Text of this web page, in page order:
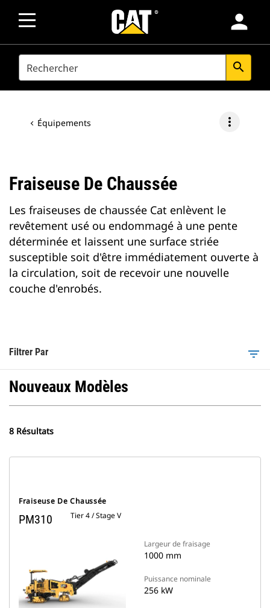
person
SEARCH search
Équipements more_vert
Fraiseuse De Chaussée
Les fraiseuses de chaussée Cat enlèvent le
revêtement usé ou endommagé à une pente
déterminée et laissent une surface striée
susceptible soit d'être immédiatement ouverte à
la circulation, soit de recevoir une nouvelle
couche d'enrobés.
Filtrer Par filter_list
Nouveaux Modèles
8 Résultats
Fraiseuse De Chaussée
PM310 Tier 4 / Stage V
Largeur de fraisage
1000 mm
Puissance nominale
256 kW